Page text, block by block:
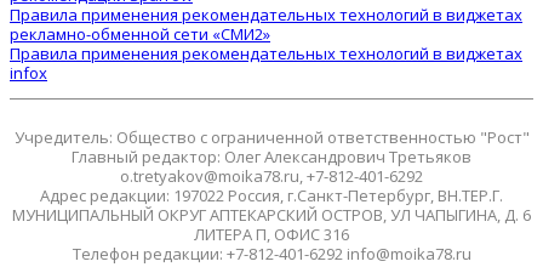
Правила применения рекомендательных технологий в виджетах
рекламно-обменной сети «СМИ2»
Правила применения рекомендательных технологий в виджетах
infox
Учредитель: Общество с ограниченной ответственностью "Рост"
Главный редактор: Олег Александрович Третьяков
o.tretyakov@moika78.ru, +7-812-401-6292
Адрес редакции: 197022 Россия, г.Санкт-Петербург, ВН.ТЕР.Г.
МУНИЦИПАЛЬНЫЙ ОКРУГ АПТЕКАРСКИЙ ОСТРОВ, УЛ ЧАПЫГИНА, Д. 6
ЛИТЕРА П, ОФИС 316
Телефон редакции: +7-812-401-6292 info@moika78.ru